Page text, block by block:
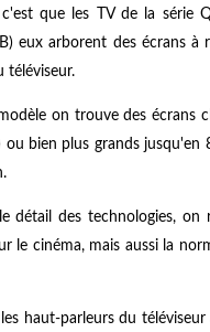
que les TV de la série
eux arborent des écrans à
téléviseur.
on trouve des écrans
bien plus grands jusqu'en
détail des technologies, on
cinéma, mais aussi la
haut-parleurs du